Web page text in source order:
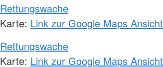
Rettungswache
Karte: Link zur Google Maps Ansicht
Rettungswache
Karte: Link zur Google Maps Ansicht